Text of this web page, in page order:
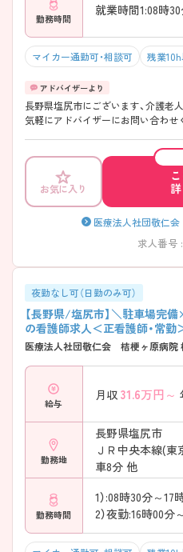
勤務時間
就業時間1:08時30
マイカー通勤可・相談可 残業10h
長野県塩尻市にございます、介護老
気軽にアドバイザーにお問い合わせ
お気に入り
医療法人社団敬仁
求人番号
夜勤なし可（日勤のみ可）
【長野県/塩尻市】＼駐車場完
の看護師求人＜正看護師・常勤
医療法人社団敬仁会 桔梗ヶ原病院
給与
月収 31.6万円～
勤務地
長野県塩尻市
ＪＲ中央本線(東
車8分 他
勤務時間
1）:08時30分～17
2）夜勤:16時00分